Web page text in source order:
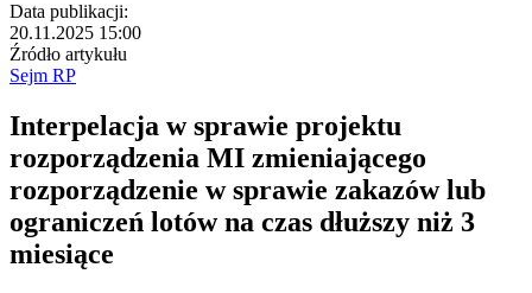
Data publikacji:
20.11.2025 15:00
Źródło artykułu
Sejm RP
Interpelacja w sprawie projektu
rozporządzenia MI zmieniającego
rozporządzenie w sprawie zakazów lub
ograniczeń lotów na czas dłuższy niż 3
miesiące